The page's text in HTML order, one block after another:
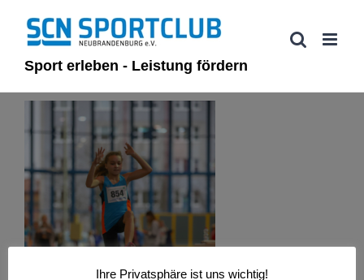
Inhalt
springenSport erleben - Leistung fördern
Ihre Privatsphäre ist uns wichtig!